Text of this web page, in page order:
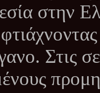
στην
Στις